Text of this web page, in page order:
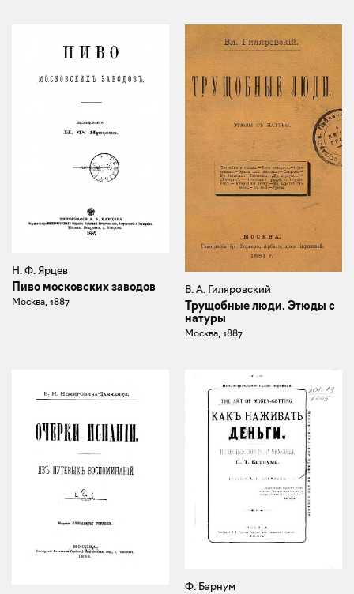
Н. Ф. Ярцев
Пиво московских заводов
Москва, 1887
В. А. Гиляровский
Трущобные люди. Этюды с
натуры
Москва, 1887
Ф. Барнум